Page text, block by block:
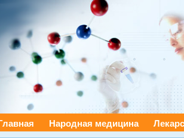
Народная медицина